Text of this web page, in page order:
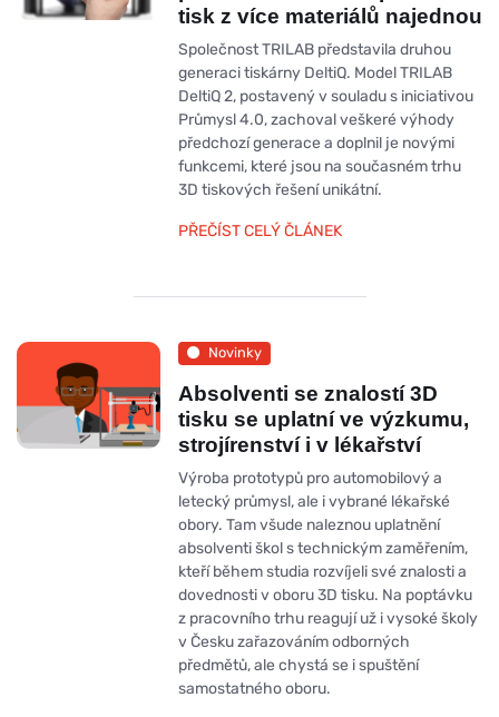
tisk z více materiálů najednou
Společnost TRILAB představila druhou
generaci tiskárny DeltiQ. Model TRILAB
DeltiQ 2, postavený v souladu s iniciativou
Průmysl 4.0, zachoval veškeré výhody
předchozí generace a doplnil je novými
funkcemi, které jsou na současném trhu
3D tiskových řešení unikátní.
PŘEČÍST CELÝ ČLÁNEK
Novinky
Absolventi se znalostí 3D
tisku se uplatní ve výzkumu,
strojírenství i v lékařství
Výroba prototypů pro automobilový a
letecký průmysl, ale i vybrané lékařské
obory. Tam všude naleznou uplatnění
absolventi škol s technickým zaměřením,
kteří během studia rozvíjeli své znalosti a
dovednosti v oboru 3D tisku. Na poptávku
z pracovního trhu reagují už i vysoké školy
v Česku zařazováním odborných
předmětů, ale chystá se i spuštění
samostatného oboru.